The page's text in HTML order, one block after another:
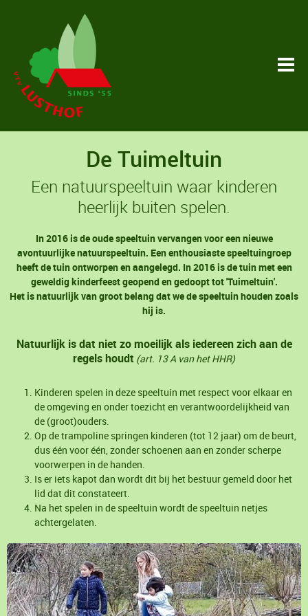
De Tuimeltuin
Een natuurspeeltuin waar kinderen
heerlijk buiten spelen.
In 2016 is de oude speeltuin vervangen voor een nieuwe
avontuurlijke natuurspeeltuin. Een enthousiaste speeltuingroep
heeft de tuin ontworpen en aangelegd. In 2016 is de tuin met een
geweldig kinderfeest geopend en gedoopt tot 'Tuimeltuin'.
Het is natuurlijk van groot belang dat we de speeltuin houden zoals
hij is.
Natuurlijk is dat niet zo moeilijk als iedereen zich aan de
regels houdt (art. 13 A van het HHR)
Kinderen spelen in deze speeltuin met respect voor elkaar en
de omgeving en onder toezicht en verantwoordelijkheid van
de (groot)ouders.
Op de trampoline springen kinderen (tot 12 jaar) om de beurt,
dus één voor één, zonder schoenen aan en zonder scherpe
voorwerpen in de handen.
Is er iets kapot dan wordt dit bij het bestuur gemeld door het
lid dat dit constateert.
Na het spelen in de speeltuin wordt de speeltuin netjes
achtergelaten.